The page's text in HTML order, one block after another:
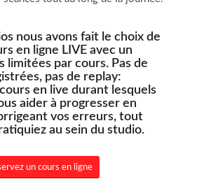
nous avons fait le choix de
en ligne LIVE avec un
limitées par cours. Pas de
pas de replay:
en live durant lesquels
aider à progresser en
vos erreurs, tout
au sein du studio.
un cours en ligne